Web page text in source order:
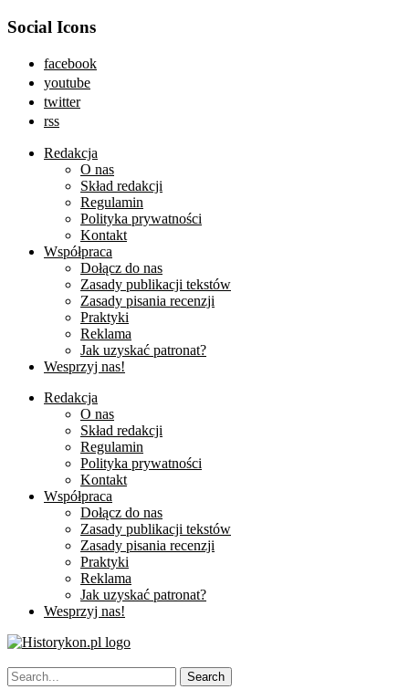
Social Icons
facebook
youtube
twitter
rss
Redakcja
O nas
Skład redakcji
Regulamin
Polityka prywatności
Kontakt
Współpraca
Dołącz do nas
Zasady publikacji tekstów
Zasady pisania recenzji
Praktyki
Reklama
Jak uzyskać patronat?
Wesprzyj nas!
Redakcja
O nas
Skład redakcji
Regulamin
Polityka prywatności
Kontakt
Współpraca
Dołącz do nas
Zasady publikacji tekstów
Zasady pisania recenzji
Praktyki
Reklama
Jak uzyskać patronat?
Wesprzyj nas!